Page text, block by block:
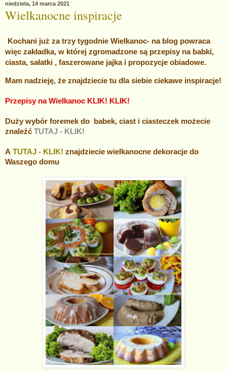
niedziela, 14 marca 2021
Wielkanocne inspiracje
Kochani już za trzy tygodnie Wielkanoc- na blog powraca
więc zakładka, w której zgromadzone są przepisy na babki,
ciasta, sałatki , faszerowane jajka i propozycje obiadowe.
Mam nadzieję, że znajdziecie tu dla siebie ciekawe inspiracje!
Przepisy na Wielkanoc KLIK! KLIK!
Duży wybór foremek do babek, ciast i ciasteczek możecie
znaleźć TUTAJ - KLIK!
A TUTAJ - KLIK! znajdziecie wielkanocne dekoracje do
Waszego domu